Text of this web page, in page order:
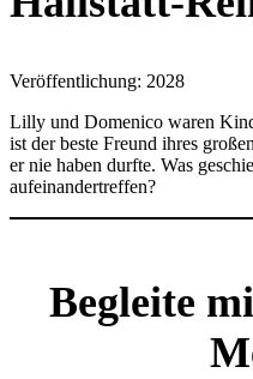
Veröffentlichung: 2028
Lilly und Domenico waren
ist der beste Freund ihres
er nie haben durfte. Was
aufeinandertreffen?
Begleite